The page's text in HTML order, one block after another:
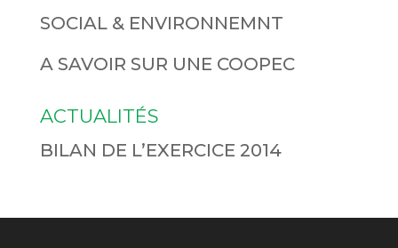
SOCIAL & ENVIRONNEMNT
A SAVOIR SUR UNE COOPEC
ACTUALITÉS
BILAN DE L’EXERCICE 2014